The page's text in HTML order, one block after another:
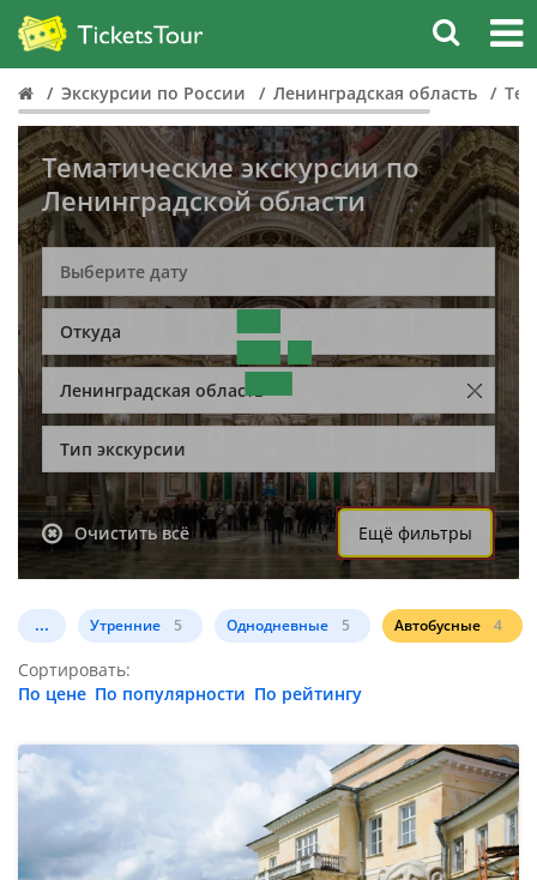
Экскурсии по России Ленинградская область
Тематические экскурсии по
Ленинградской области
Откуда
Ленинградская область
Тип экскурсии
Очистить всё Ещё фильтры
... Утренние 5 Однодневные 5 Автобусные 4
Сортировать:
По цене По популярности По рейтингу